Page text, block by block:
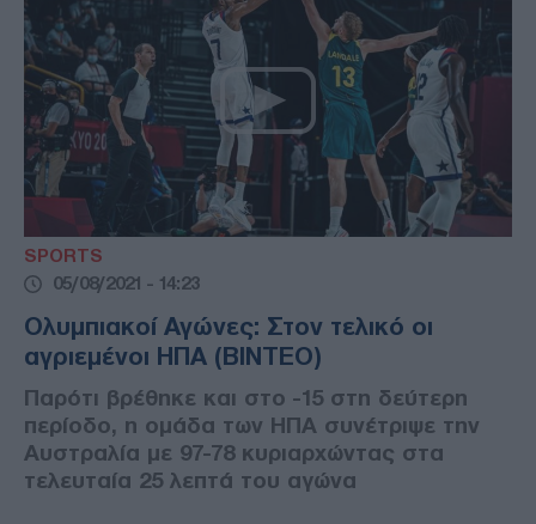
SPORTS
05/08/2021 - 14:23
Ολυμπιακοί Αγώνες: Στον τελικό οι
αγριεμένοι ΗΠΑ (ΒΙΝΤΕΟ)
Παρότι βρέθηκε και στο -15 στη δεύτερη
περίοδο, η ομάδα των ΗΠΑ συνέτριψε την
Αυστραλία με 97-78 κυριαρχώντας στα
τελευταία 25 λεπτά του αγώνα